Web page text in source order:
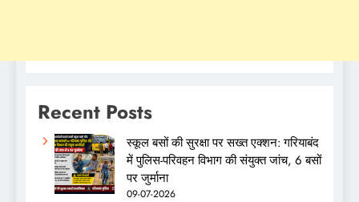
Recent Posts
स्कूल बसों की सुरक्षा पर सख्त एक्शन: गरियाबंद
में पुलिस-परिवहन विभाग की संयुक्त जांच, 6 बसों
पर जुर्माना
09-07-2026